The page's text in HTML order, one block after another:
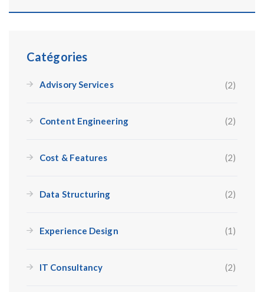
Catégories
Advisory Services (2)
Content Engineering (2)
Cost & Features (2)
Data Structuring (2)
Experience Design (1)
IT Consultancy (2)